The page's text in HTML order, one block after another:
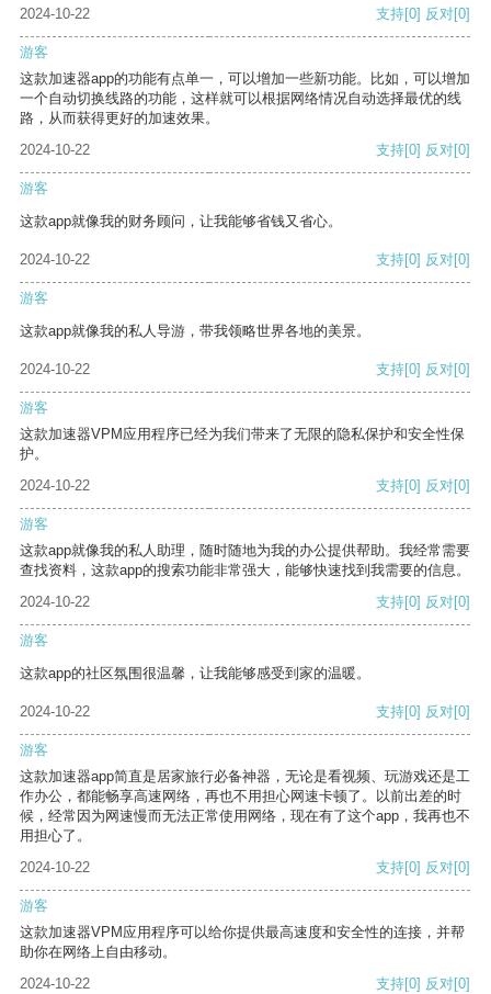
2024-10-22
支持[0] 反对[0]
游客
这款加速器app的功能有点单一，可以增加一些新功能。比如，可以增加
一个自动切换线路的功能，这样就可以根据网络情况自动选择最优的线
路，从而获得更好的加速效果。
2024-10-22
支持[0] 反对[0]
游客
这款app就像我的财务顾问，让我能够省钱又省心。
2024-10-22 支持[0] 反对[0]
游客
这款app就像我的私人导游，带我领略世界各地的美景。
2024-10-22 支持[0] 反对[0]
游客
这款加速器VPM应用程序已经为我们带来了无限的隐私保护和安全性保
护。
2024-10-22
支持[0] 反对[0]
游客
这款app就像我的私人助理，随时随地为我的办公提供帮助。我经常需要
查找资料，这款app的搜索功能非常强大，能够快速找到我需要的信息。
2024-10-22
支持[0] 反对[0]
游客
这款app的社区氛围很温馨，让我能够感受到家的温暖。
2024-10-22 支持[0] 反对[0]
游客
这款加速器app简直是居家旅行必备神器，无论是看视频、玩游戏还是工
作办公，都能畅享高速网络，再也不用担心网速卡顿了。以前出差的时
候，经常因为网速慢而无法正常使用网络，现在有了这个app，我再也不
用担心了。
2024-10-22
支持[0] 反对[0]
游客
这款加速器VPM应用程序可以给你提供最高速度和安全性的连接，并帮
助你在网络上自由移动。
2024-10-22
支持[0] 反对[0]